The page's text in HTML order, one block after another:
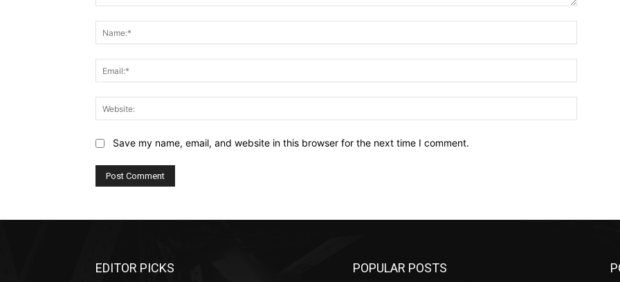
Save my name, email, and website in this browser for the next time I comment.
EDITOR PICKS POPULAR POSTS